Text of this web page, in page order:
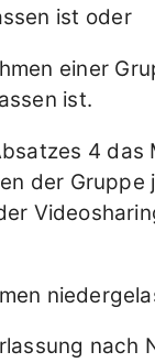
ist oder
einer
ist.
4
der
nach